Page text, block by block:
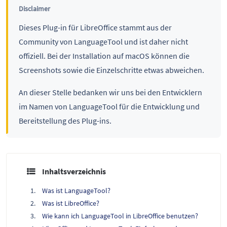
Disclaimer
Dieses Plug-in für LibreOffice stammt aus der
Community von LanguageTool und ist daher nicht
offiziell. Bei der Installation auf macOS können die
Screenshots sowie die Einzelschritte etwas abweichen.
An dieser Stelle bedanken wir uns bei den Entwicklern
im Namen von LanguageTool für die Entwicklung und
Bereitstellung des Plug-ins.
Inhaltsverzeichnis
Was ist LanguageTool?
Was ist LibreOffice?
Wie kann ich LanguageTool in LibreOffice benutzen?